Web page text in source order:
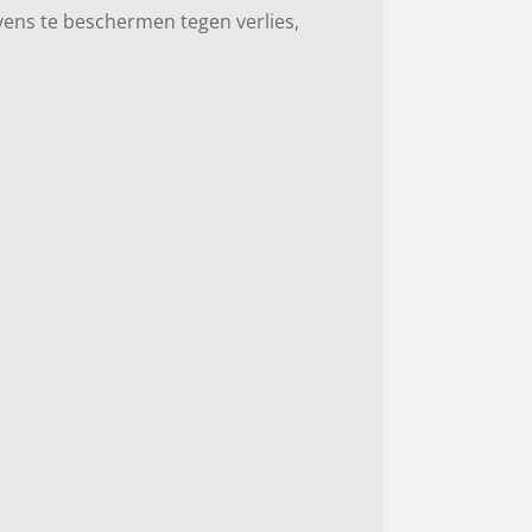
te beschermen tegen verlies,